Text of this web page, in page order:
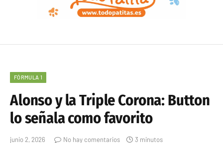
FÓRMULA 1
Alonso y la Triple Corona: Button
lo señala como favorito
junio 2, 2026 No hay comentarios 3 minutos